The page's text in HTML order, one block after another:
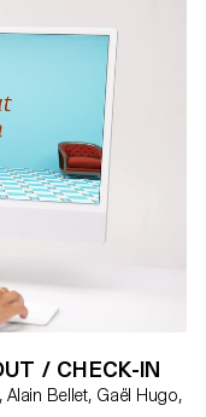
la pomme parfaite,
le changement du
C’est à nous de
nous en avons fait
ensemble un monde
échec annoncé.
/ CHECK-IN